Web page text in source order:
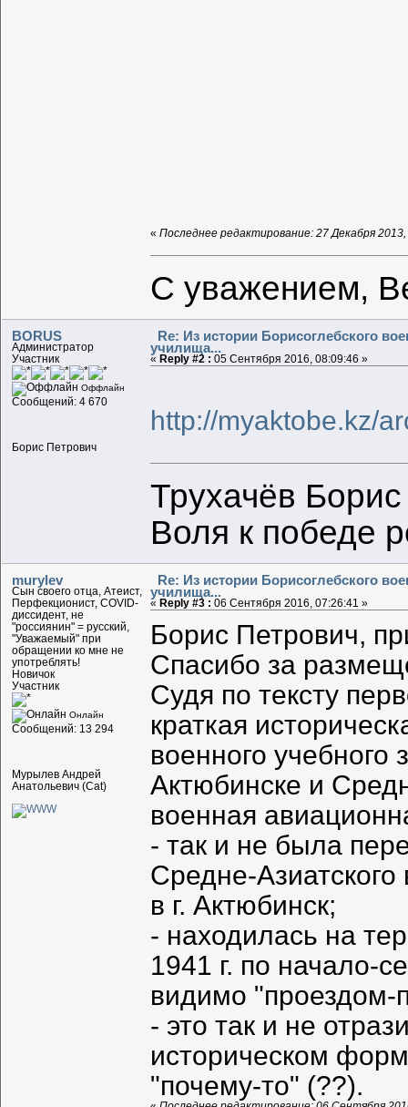
«Последнее редактирование: 27 Декабря
С уважением,
BORUS
Администратор
Участник
Оффлайн
Сообщений: 4 670
Борис Петрович
Re: Из истории Борисоглебского
училища...
«Reply #2 : 05 Сентября 2016, 08:09:46 »
http://myaktobe.kz/
Трухачёв
Воля к победе
murylev
Сын своего отца, Атеист,
Перфекционист, COVID-
диссидент, не
"россиянин" = русский,
"Уважаемый" при
обращении ко мне не
употреблять!
Новичок
Участник
Онлайн
Сообщений: 13 294
Мурылев Андрей
Анатольевич (Cat)
Re: Из истории Борисоглебского
училища...
«Reply #3 : 06 Сентября 2016, 07:26:41 »
Борис Петрович,
Спасибо за
Судя по тексту
краткая
военного учебного
Актюбинске и
военная
- так и не была
Средне-
в г. Актюбинск;
- находилась на
1941 г. по начало-
видимо "проездом-
- это так и не
историческом
"почему-то" (??).